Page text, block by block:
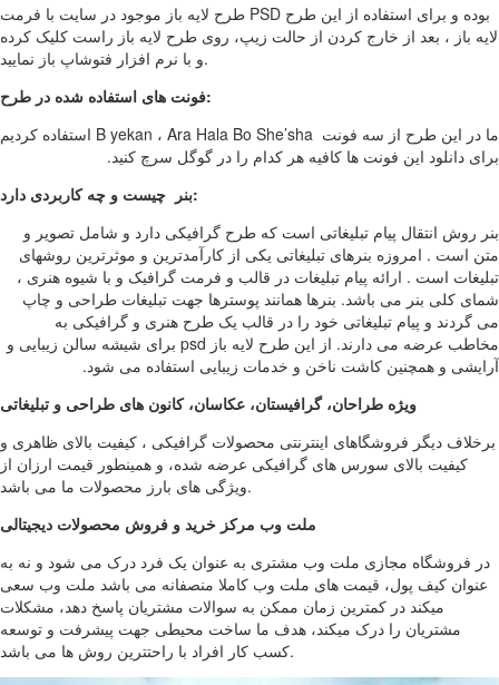
طرح لایه باز موجود در سایت با فرمت PSD بوده و برای استفاده از این طرح
لایه باز ، بعد از خارج کردن از حالت زیپ، روی طرح لایه باز راست کلیک کرده
و با نرم افزار فتوشاپ باز نمایید.
فونت های استفاده شده در طرح:
ما در این طرح از سه فونت B yekan ، Ara Hala Bo She’sha استفاده کردیم
برای دانلود این فونت ها کافیه هر کدام را در گوگل سرچ کنید.
بنر چیست و چه کاربردی دارد:
بنر روش انتقال پیام تبلیغاتی است که طرح گرافیکی دارد و شامل تصویر و
متن است . امروزه بنرهای تبلیغاتی یکی از کارآمدترین و موثرترین روشهای
تبلیغات است . ارائه پیام تبلیغات در قالب و فرمت گرافیک و با شیوه هنری ،
شمای کلی بنر می باشد. بنرها همانند پوسترها جهت تبلیغات طراحی و چاپ
می گردند و پیام تبلیغاتی خود را در قالب یک طرح هنری و گرافیکی به
مخاطب عرضه می دارند. از این طرح لایه باز psd برای شیشه سالن زیبایی و
آرایشی و همچنین کاشت ناخن و خدمات زیبایی استفاده می شود.
ویژه طراحان، گرافیستان، عکاسان، کانون های طراحی و تبلیغاتی
برخلاف دیگر فروشگاهای اینترنتی محصولات گرافیکی ، کیفیت بالای ظاهری و
کیفیت بالای سورس های گرافیکی عرضه شده، و همینطور قیمت ارزان از
ویژگی های بارز محصولات ما می باشد.
ملت وب مرکز خرید و فروش محصولات دیجیتالی
در فروشگاه مجازی ملت وب مشتری به عنوان یک فرد درک می شود و نه به
عنوان کیف پول، قیمت های ملت وب کاملا منصفانه می باشد ملت وب سعی
میکند در کمترین زمان ممکن به سوالات مشتریان پاسخ دهد، مشکلات
مشتریان را درک میکند، هدف ما ساخت محیطی جهت پیشرفت و توسعه
کسب کار افراد با راحتترین روش ها می باشد.